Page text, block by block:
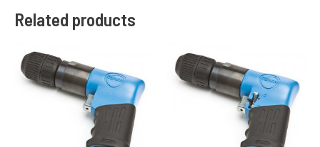
Related products